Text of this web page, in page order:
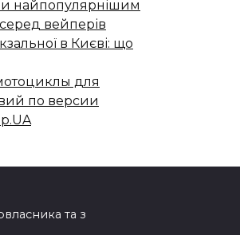
найпопулярнішим
вейперів
в Києві: що
для
по версии
та з